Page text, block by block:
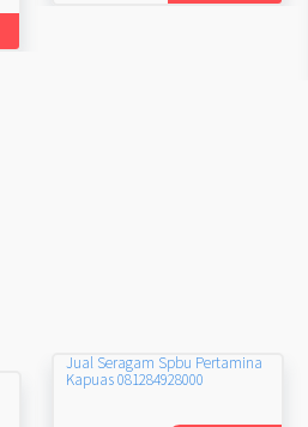
Jual Seragam Spbu Pertamina
Kapuas 081284928000